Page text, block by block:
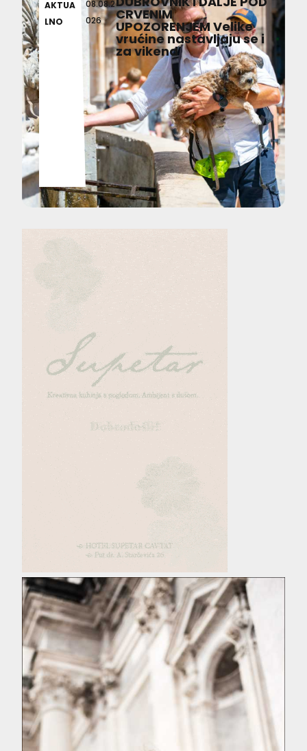
AKTUA
LNO
08.08.2
026
CRVENIM
UPOZORENJEM Velike
vrućine nastavljaju se i
za vikend